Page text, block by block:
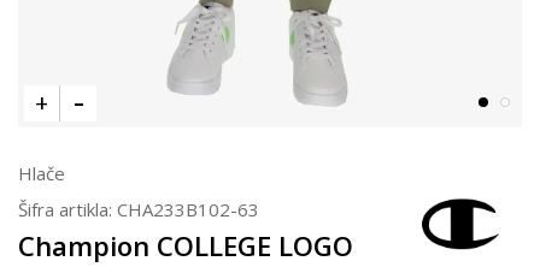
Hlače
Šifra artikla: CHA233B102-63
Champion COLLEGE LOGO